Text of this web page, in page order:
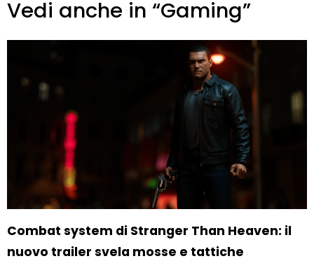
Vedi anche in “Gaming”
Combat system di Stranger Than Heaven: il
nuovo trailer svela mosse e tattiche